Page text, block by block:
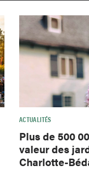
ACTUALITÉS
Plus de 500
valeur des
Charlotte-